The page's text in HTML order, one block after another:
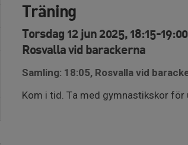
Träning
Torsdag 12 jun 2025, 18:15-19:00
Rosvalla vid barackerna
Samling: 18:05, Rosvalla vid
Kom i tid. Ta med gymnastikskor